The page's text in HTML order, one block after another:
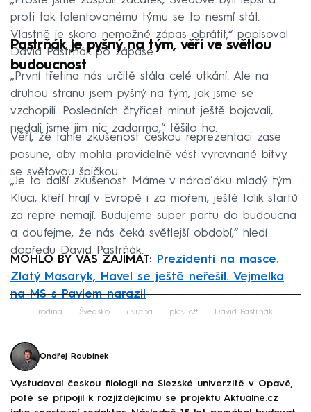
proti tak talentovanému týmu se to nesmí stát.
Vlastně je skoro nemožné zápas obrátit,“ popisoval
David Pastrňák po zápase.
Pastrňák je pyšný na tým, věří ve světlou
budoucnost
„První třetina nás určitě stála celé utkání. Ale na
druhou stranu jsem pyšný na tým, jak jsme se
vzchopili. Posledních čtyřicet minut ještě bojovali,
nedali jsme jim nic zadarmo,“ těšilo ho.
Věří, že tahle zkušenost českou reprezentaci zase
posune, aby mohla pravidelně vést vyrovnané bitvy
se světovou špičkou.
„Je to další zkušenost. Máme v nároďáku mladý tým.
Kluci, kteří hrají v Evropě i za mořem, ještě tolik startů
za repre nemají. Budujeme super partu do budoucna
a doufejme, že nás čeká světlejší období,“ hledí
dopředu David Pastrňák.
MOHLO BY VÁS ZAJÍMAT:
Prezidenti na masce.
Zlatý Masaryk, Havel se ještě neřešil. Vejmelka
na MS s Pavlem narazil
Failed to fetch
rodina Švédsko Evropa play off David Pastrňák
Ondřej Roubínek
Vystudoval českou filologii na Slezské univerzitě v Opavě,
poté se připojil k rozjíždějícímu se projektu Aktuálně.cz